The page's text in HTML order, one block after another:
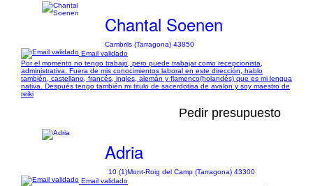
Chantal Soenen
Cambrils (Tarragona) 43850
Email validado
Por el momento no tengo trabajo, pero puede trabajar como recepcionista,
administrativa. Fuera de mis conocimientos laboral en este dirección, hablo
también, castellano, francés, ingles, alemán y flamenco(holandés) que es mi lengua
nativa. Después tengo también mi titulo de sacerdotisa de avalon y soy maestro de
reiki
Pedir presupuesto
Adria
10 (1)Mont-Roig del Camp (Tarragona) 43300
Email validado